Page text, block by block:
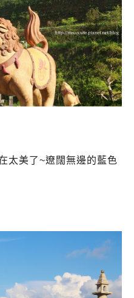
太美了~遼闊無邊的藍色